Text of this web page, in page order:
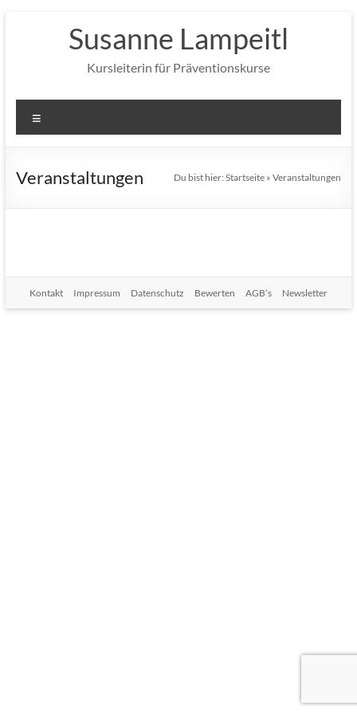
Susanne Lampeitl
Kursleiterin für Präventionskurse
Veranstaltungen Du bist hier:Startseite »Veranstaltungen
Kontakt Impressum Datenschutz Bewerten AGB’s Newsletter